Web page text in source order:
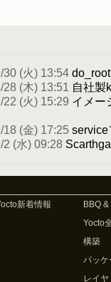
30 (火) 13:54
28 (木) 13:51 自社製
22 (火) 15:29 イメー
18 (金) 17:25 service
2 (水) 09:28
新着情報 BBQ &
Yocto
構築
パッケ
レイヤ